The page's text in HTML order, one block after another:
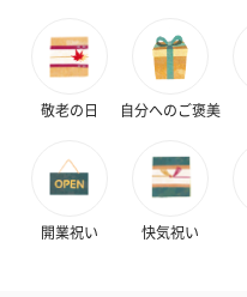
敬老の日 自分へのご褒美
開業祝い 快気祝い